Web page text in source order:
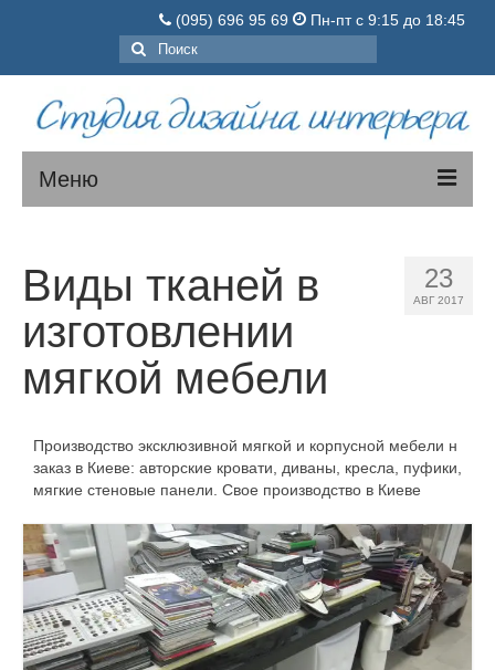
(095) 696 95 69
Пн-пт с 9:15 до 18:45
Меню
КОРПУСНАЯ МЕБЕЛЬ
О нас
Порядок заказа
Вопросы-ответы
23
АВГ 2017
Виды тканей в
изготовлении
мягкой мебели
Производство эксклюзивной мягкой и корпусной мебели н
заказ в Киеве: авторские кровати, диваны, кресла, пуфики,
мягкие стеновые панели. Свое производство в Киеве